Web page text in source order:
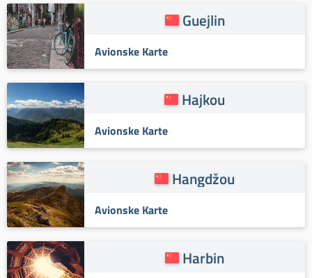
Guejlin
Avionske Karte
Hajkou
Avionske Karte
Hangdžou
Avionske Karte
Harbin